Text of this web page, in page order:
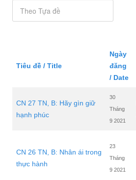
Tiêu đề / Title
Ngày
đăng
/ Date
CN 27 TN, B: Hãy gìn giữ
hạnh phúc
30
Tháng
9 2021
CN 26 TN, B: Nhân ái trong
thực hành
23
Tháng
9 2021